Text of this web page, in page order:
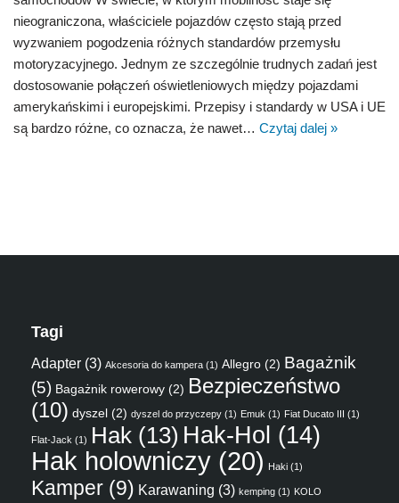
nieograniczona, właściciele pojazdów często stają przed
wyzwaniem pogodzenia różnych standardów przemysłu
motoryzacyjnego. Jednym ze szczególnie trudnych zadań jest
dostosowanie połączeń oświetleniowych między pojazdami
amerykańskimi i europejskimi. Przepisy i standardy w USA i UE
są bardzo różne, co oznacza, że nawet… Czytaj dalej »
Tagi
Adapter (3) Akcesoria do kampera (1) Allegro (2) Bagażnik
(5) Bagażnik rowerowy (2) Bezpieczeństwo
(10) dyszel (2) dyszel do przyczepy (1) Emuk (1) Fiat Ducato III (1)
Flat-Jack (1) Hak (13) Hak-Hol (14)
Hak holowniczy (20) Haki (1)
Kamper (9) Karawaning (3) kemping (1) KOLO